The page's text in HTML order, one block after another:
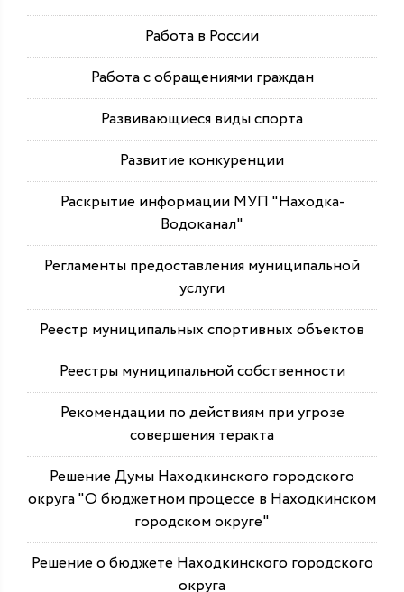
Работа в России
Работа с обращениями граждан
Развивающиеся виды спорта
Развитие конкуренции
Раскрытие информации МУП "Находка-
Водоканал"
Регламенты предоставления муниципальной
услуги
Реестр муниципальных спортивных объектов
Реестры муниципальной собственности
Рекомендации по действиям при угрозе
совершения теракта
Решение Думы Находкинского городского
округа "О бюджетном процессе в Находкинском
городском округе"
Решение о бюджете Находкинского городского
округа